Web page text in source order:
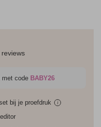
met code BABY26
bij je proefdruk i